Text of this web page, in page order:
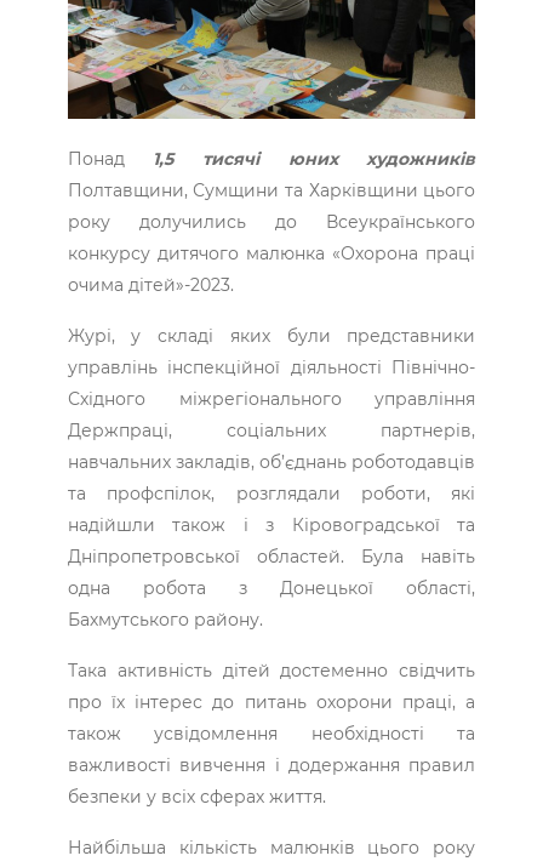
Понад 1,5 тисячі юних художників
Полтавщини, Сумщини та Харківщини цього
року долучились до Всеукраїнського
конкурсу дитячого малюнка «Охорона праці
очима дітей»-2023.
Журі, у складі яких були представники
управлінь інспекційної діяльності Північно-
Східного міжрегіонального управління
Держпраці, соціальних партнерів,
навчальних закладів, об’єднань роботодавців
та профспілок, розглядали роботи, які
надійшли також і з Кіровоградської та
Дніпропетровської областей. Була навіть
одна робота з Донецької області,
Бахмутського району.
Така активність дітей достеменно свідчить
про їх інтерес до питань охорони праці, а
також усвідомлення необхідності та
важливості вивчення і додержання правил
безпеки у всіх сферах життя.
Найбільша кількість малюнків цього року